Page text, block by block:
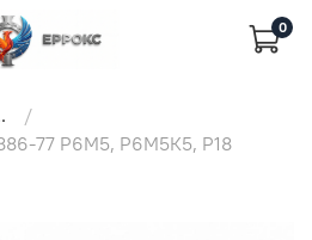
0
77 Р6М5, Р6М5К5, Р18